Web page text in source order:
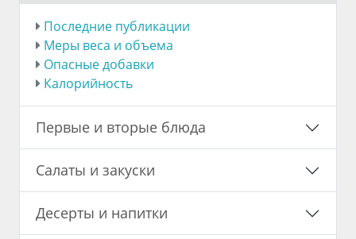
Последние публикации
Меры веса и объема
Опасные добавки
Калорийность
Первые и вторые блюда
Салаты и закуски
Десерты и напитки